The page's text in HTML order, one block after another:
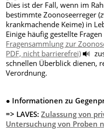
Dies ist der Fall, wenn im
bestimmte Zoonoseerreger
krankmachende Keime) in
Einige häufig gestellte
Fragensammlung zur
PDF, nicht barrierefrei)
schnellen Überblick dienen,
Verordnung.
● Informationen zu
=> LAVES:Zulassung von
Untersuchung von Proben